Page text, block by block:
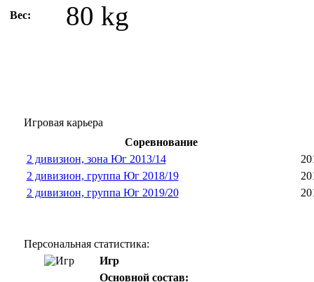
Вес: 80 kg
Игровая карьера
Соревнование
2 дивизион, зона Юг 2013/14
2 дивизион, группа Юг 2018/19
2 дивизион, группа Юг 2019/20
Персональная статистика:
Игр
Основной состав: